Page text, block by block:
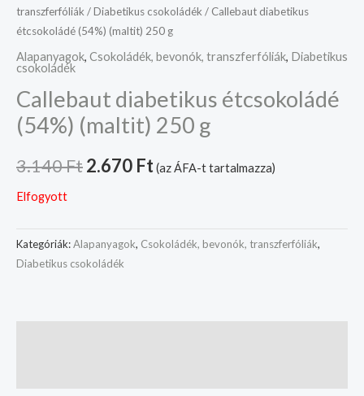
transzferfóliák /Diabetikus csokoládék / Callebaut diabetikus
étcsokoládé (54%) (maltit) 250 g
Alapanyagok, Csokoládék, bevonók, transzferfóliák, Diabetikus
csokoládék
Callebaut diabetikus étcsokoládé
(54%) (maltit) 250 g
3.140Ft
was:
3.140 Ft.
2.670 Ft
is:
2.670 Ft.
(az ÁFA-t tartalmazza)
Elfogyott
Kategóriák:Alapanyagok, Csokoládék, bevonók, transzferfóliák,
Diabetikus csokoládék